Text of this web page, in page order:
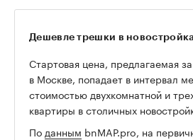
Дешевле трешки в
Стартовая цена, предлагаемая
в Москве, попадает в интервал
стоимостью двухкомнатной и
квартиры в столичных
По данным bnMAP.pro, на